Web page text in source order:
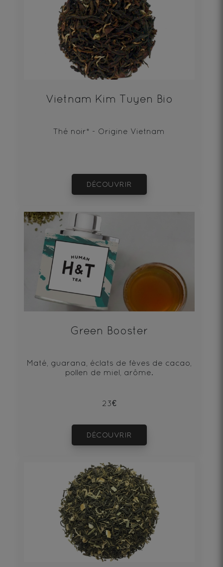
Vietnam Kim Tuyen Bio
Thé noir* - Origine Vietnam
DÉCOUVRIR
Green Booster
Maté, guarana, éclats de fèves de cacao,
pollen de miel, arôme.
23€
DÉCOUVRIR